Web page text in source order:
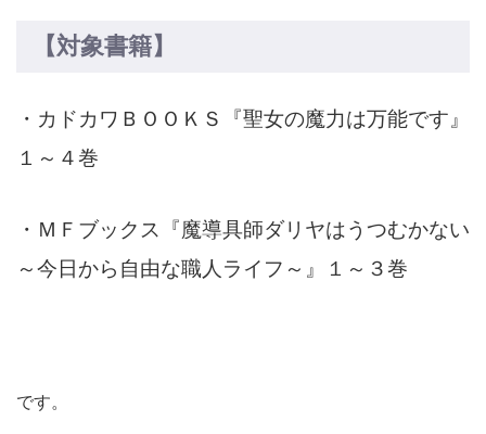
【対象書籍】
・カドカワＢＯＯＫＳ『聖女の魔力は万能です』
１～４巻
・ＭＦブックス『魔導具師ダリヤはうつむかない
～今日から自由な職人ライフ～』１～３巻
です。